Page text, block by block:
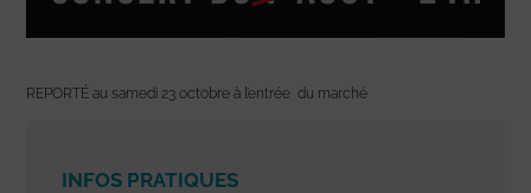
REPORTÉ au samedi 23 octobre à l’entrée du marché
INFOS PRATIQUES